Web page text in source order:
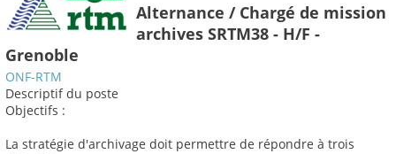
Alternance / Chargé de mission
archives SRTM38 - H/F -
Grenoble
ONF-RTM
Descriptif du poste
Objectifs :
La stratégie d'archivage doit permettre de répondre à trois